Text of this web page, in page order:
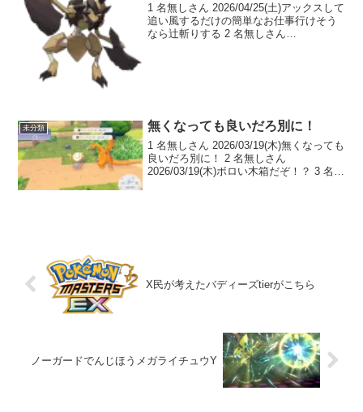
1 名無しさん 2026/04/25(土)アックスして
追い風するだけの簡単なお仕事行けそう
なら辻斬りする 2 名無しさん
未分類 無くなっても良いだろ別に！
1 名無しさん 2026/03/19(木)無くなっても
良いだろ別に！ 2 名無しさん
2026/03/19(木)ボロい木箱だぞ！？ 3 名無
X民が考えたバディーズtierがこちら
ノーガードでんじほうメガライチュウY